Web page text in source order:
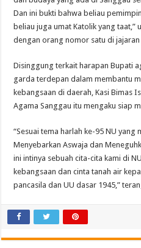
Dan ini bukti bahwa beliau
beliau juga umat Katolik yang taat,”
dengan orang nomor satu di jajaran
Disinggung terkait harapan Bupati
garda terdepan dalam membantu
kebangsaan di daerah, Kasi Bimas
Agama Sanggau itu mengaku siap
“Sesuai tema harlah ke-95 NU yang
Menyebarkan Aswaja dan
ini intinya sebuah cita-cita kami di
kebangsaan dan cinta tanah air
pancasila dan UU dasar 1945,”